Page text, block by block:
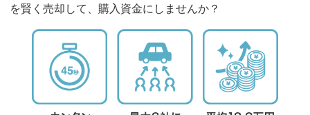
を賢く売却して、購入資金にしませんか？